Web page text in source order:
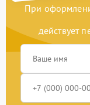
При
действует